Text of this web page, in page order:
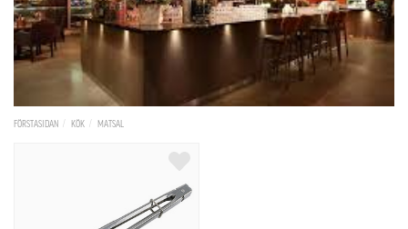
FÖRSTASIDAN KÖK MATSAL